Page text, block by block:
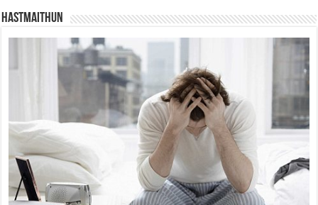
Hastmaithun